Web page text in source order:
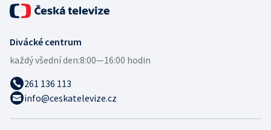
Divácké centrum
každý všední den:8:00—16:00 hodin
261 136 113
info@ceskatelevize.cz